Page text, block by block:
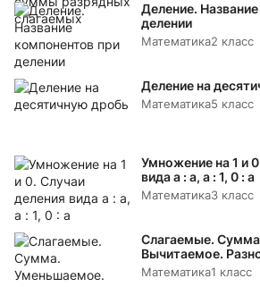
Деление.
делении
Математика2 класс
Деление на
Математика5 класс
Умножение на 1 и
вида а : а, а : 1, 0 : а
Математика3 класс
Слагаемые.
Вычитаемое.
Математика1 класс